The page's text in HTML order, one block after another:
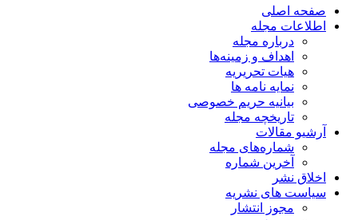
صفحه اصلی
اطلاعات مجله
درباره مجله
اهداف و زمینه‌ها
هیات تحریریه
نمایه نامه ها
بیانیه حریم خصوصی
تاریخچه مجله
آرشیو مقالات
شماره‌های مجله
آخرین شماره
اخلاق نشر
سیاست های نشریه
مجوز انتشار